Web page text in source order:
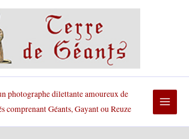
photographe dilettante amoureux de
comprenant Géants, Gayant ou Reuze